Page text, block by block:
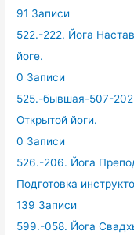
91 Записи
522.-222. Йога
йоге.
0 Записи
525.-бывшая-507-
Открытой йоги.
0 Записи
526.-206. Йога
Подготовка
139 Записи
599.-058. Йога